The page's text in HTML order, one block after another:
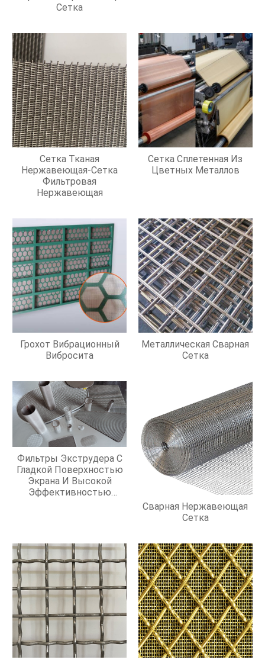
Сетка
Сетка Тканая
Нержавеющая-Сетка
Фильтровая
Нержавеющая
Сетка Сплетенная Из
Цветных Металлов
Грохот Вибрационный
Вибросита
Металлическая Сварная
Сетка
Фильтры Экструдера С
Гладкой Поверхностью
Экрана И Высокой
Эффективностью
Сварная Нержавеющая
Сетка